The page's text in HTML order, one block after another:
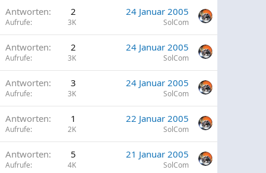
Antworten 2
Aufrufe 3K
24 Januar 2005
SolCom
Antworten 2
Aufrufe 3K
24 Januar 2005
SolCom
Antworten 3
Aufrufe 3K
24 Januar 2005
SolCom
Antworten 1
Aufrufe 2K
22 Januar 2005
SolCom
Antworten 5
Aufrufe 4K
21 Januar 2005
SolCom